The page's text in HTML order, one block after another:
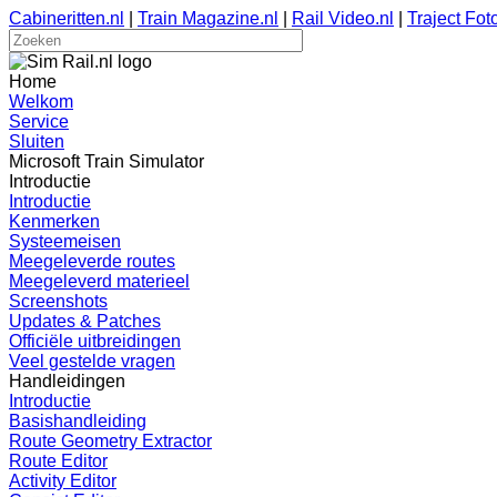
Cabineritten.nl Train Magazine.nl Rail Video.nl Traject
Home
Welkom
Service
Sluiten
Microsoft Train Simulator
Introductie
Introductie
Kenmerken
Systeemeisen
Meegeleverde routes
Meegeleverd materieel
Screenshots
Updates & Patches
Officiële uitbreidingen
Veel gestelde vragen
Handleidingen
Introductie
Basishandleiding
Route Geometry Extractor
Route Editor
Activity Editor